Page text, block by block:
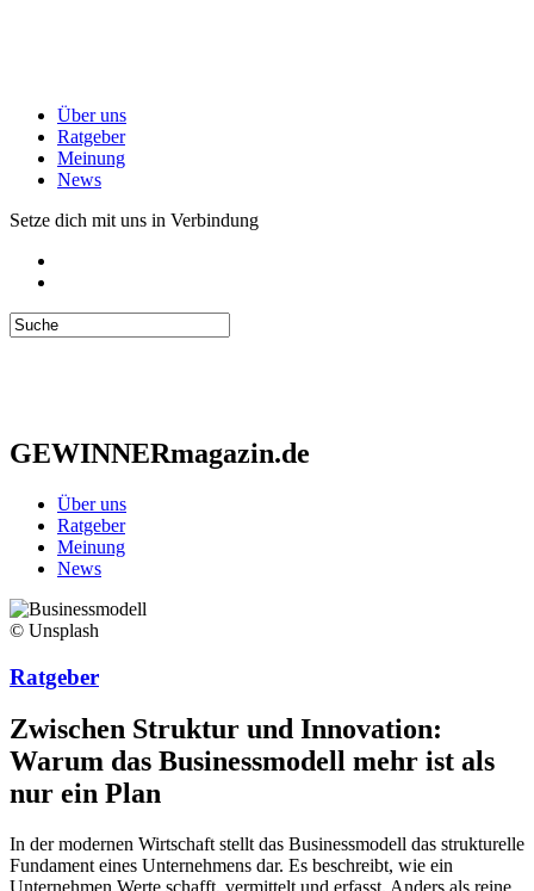
Über uns
Ratgeber
Meinung
News
Setze dich mit uns in Verbindung
GEWINNERmagazin.de
Über uns
Ratgeber
Meinung
News
© Unsplash
Ratgeber
Zwischen Struktur und Innovation:
Warum das Businessmodell mehr ist als
nur ein Plan
In der modernen Wirtschaft stellt das Businessmodell das strukturelle
Fundament eines Unternehmens dar. Es beschreibt, wie ein